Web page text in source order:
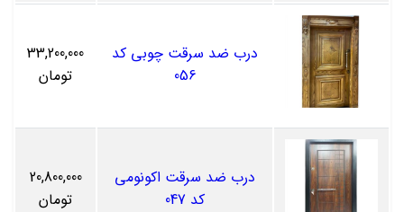
درب ضد سرقت چوبی کد
056
33,200,000
تومان
درب ضد سرقت اکونومی
کد 047
20,800,000
تومان